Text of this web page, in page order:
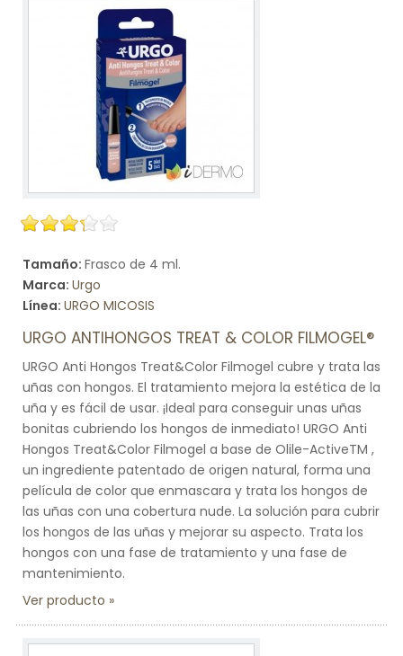
Tamaño: Frasco de 4 ml.
Marca: Urgo
Línea: URGO MICOSIS
URGO ANTIHONGOS TREAT & COLOR FILMOGEL®
URGO Anti Hongos Treat&Color Filmogel cubre y trata las
uñas con hongos. El tratamiento mejora la estética de la
uña y es fácil de usar. ¡Ideal para conseguir unas uñas
bonitas cubriendo los hongos de inmediato! URGO Anti
Hongos Treat&Color Filmogel a base de Olile-ActiveTM ,
un ingrediente patentado de origen natural, forma una
película de color que enmascara y trata los hongos de
las uñas con una cobertura nude. La solución para cubrir
los hongos de las uñas y mejorar su aspecto. Trata los
hongos con una fase de tratamiento y una fase de
mantenimiento.
Ver producto